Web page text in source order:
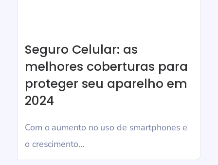
Seguro Celular: as
melhores coberturas para
proteger seu aparelho em
2024
Com o aumento no uso de smartphones e
o crescimento...